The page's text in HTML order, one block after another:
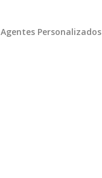
Agentes Personalizados